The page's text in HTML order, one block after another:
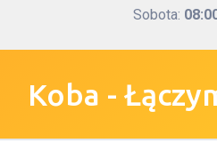
Sobota:
Koba -